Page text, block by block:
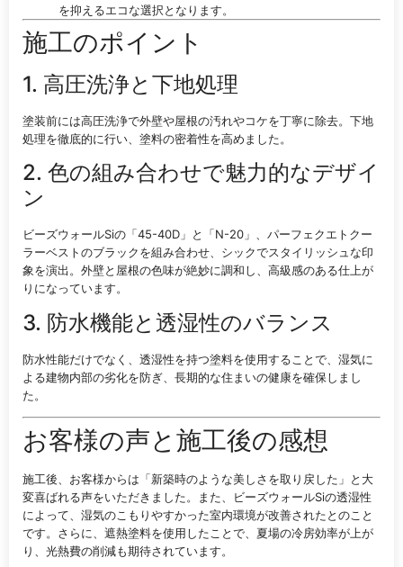
を抑えるエコな選択となります。
施工のポイント
1. 高圧洗浄と下地処理
塗装前には高圧洗浄で外壁や屋根の汚れやコケを丁寧に除去。下地
処理を徹底的に行い、塗料の密着性を高めました。
2. 色の組み合わせで魅力的なデザイ
ン
ビーズウォールSiの「45-40D」と「N-20」、パーフェクエトクー
ラーベストのブラックを組み合わせ、シックでスタイリッシュな印
象を演出。外壁と屋根の色味が絶妙に調和し、高級感のある仕上が
りになっています。
3. 防水機能と透湿性のバランス
防水性能だけでなく、透湿性を持つ塗料を使用することで、湿気に
よる建物内部の劣化を防ぎ、長期的な住まいの健康を確保しまし
た。
お客様の声と施工後の感想
施工後、お客様からは「新築時のような美しさを取り戻した」と大
変喜ばれる声をいただきました。また、ビーズウォールSiの透湿性
によって、湿気のこもりやすかった室内環境が改善されたとのこと
です。さらに、遮熱塗料を使用したことで、夏場の冷房効率が上が
り、光熱費の削減も期待されています。